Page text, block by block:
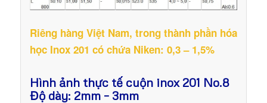
Riêng hàng Việt Nam, trong thành phần hóa
học Inox 201 có chứa Niken: 0,3 – 1,5%
Hình ảnh thực tế cuộn inox 201 No.8
Độ dày: 2mm – 3mm